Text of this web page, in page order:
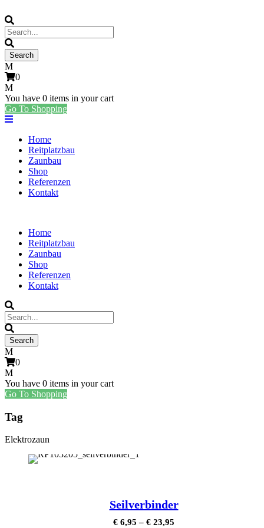
0
You have 0 items in your cart
Go To Shopping
Home
Reitplatzbau
Zaunbau
Shop
Referenzen
Kontakt
Home
Reitplatzbau
Zaunbau
Shop
Referenzen
Kontakt
0
You have 0 items in your cart
Go To Shopping
Tag
Elektrozaun
Seilverbinder
€ 6,95 – € 23,95